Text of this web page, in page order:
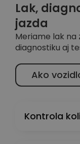
Lak,
jazda
Meriame lak na
diagnostiku aj
Ako
Kontrola